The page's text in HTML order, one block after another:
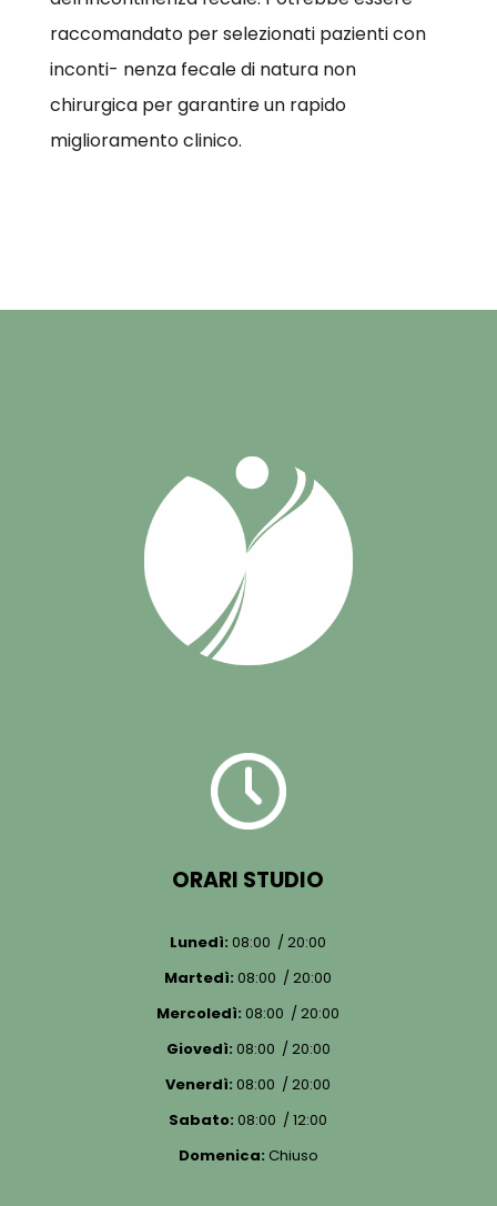
raccomandato per selezionati pazienti con
inconti- nenza fecale di natura non
chirurgica per garantire un rapido
miglioramento clinico.
ORARI STUDIO
Lunedì: 08:00 / 20:00
Martedì: 08:00 / 20:00
Mercoledì: 08:00 / 20:00
Giovedì: 08:00 / 20:00
Venerdì: 08:00 / 20:00
Sabato: 08:00 / 12:00
Domenica: Chiuso